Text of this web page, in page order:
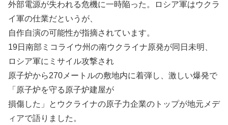
外部電源が失われる危機に一時陥った。ロシア軍はウクラ
イ軍の仕業だというが、
自作自演の可能性が指摘されています。
19日南部ミコライウ州の南ウクライナ原発が同日未明、
ロシア軍にミサイル攻撃され
原子炉から270メートルの敷地内に着弾し、激しい爆発で
「原子炉を守る原子炉建屋が
損傷した」とウクライナの原子力企業のトップが地元メデ
ィアで語りました。